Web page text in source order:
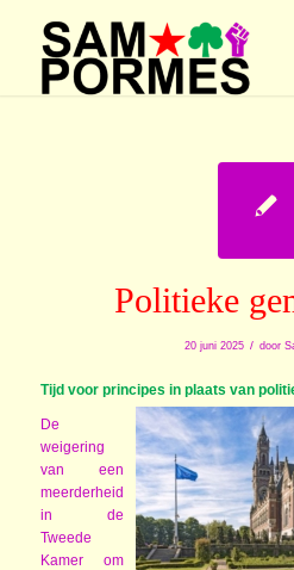
Politieke
20 juni 2025 / door
Tijd voor principes in plaats van
De
weigering
van een
meerderheid
in de
Tweede
Kamer om